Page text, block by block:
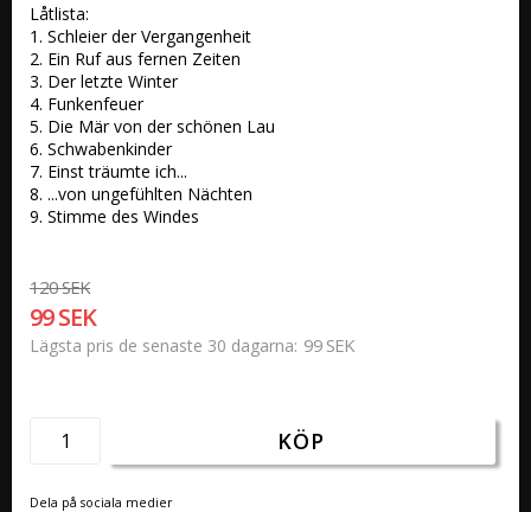
Låtlista:
1. Schleier der Vergangenheit
2. Ein Ruf aus fernen Zeiten
3. Der letzte Winter
4. Funkenfeuer
5. Die Mär von der schönen Lau
6. Schwabenkinder
7. Einst träumte ich...
8. ...von ungefühlten Nächten
9. Stimme des Windes
120 SEK
99 SEK
Lägsta pris de senaste 30 dagarna 99 SEK
KÖP
Dela på sociala medier